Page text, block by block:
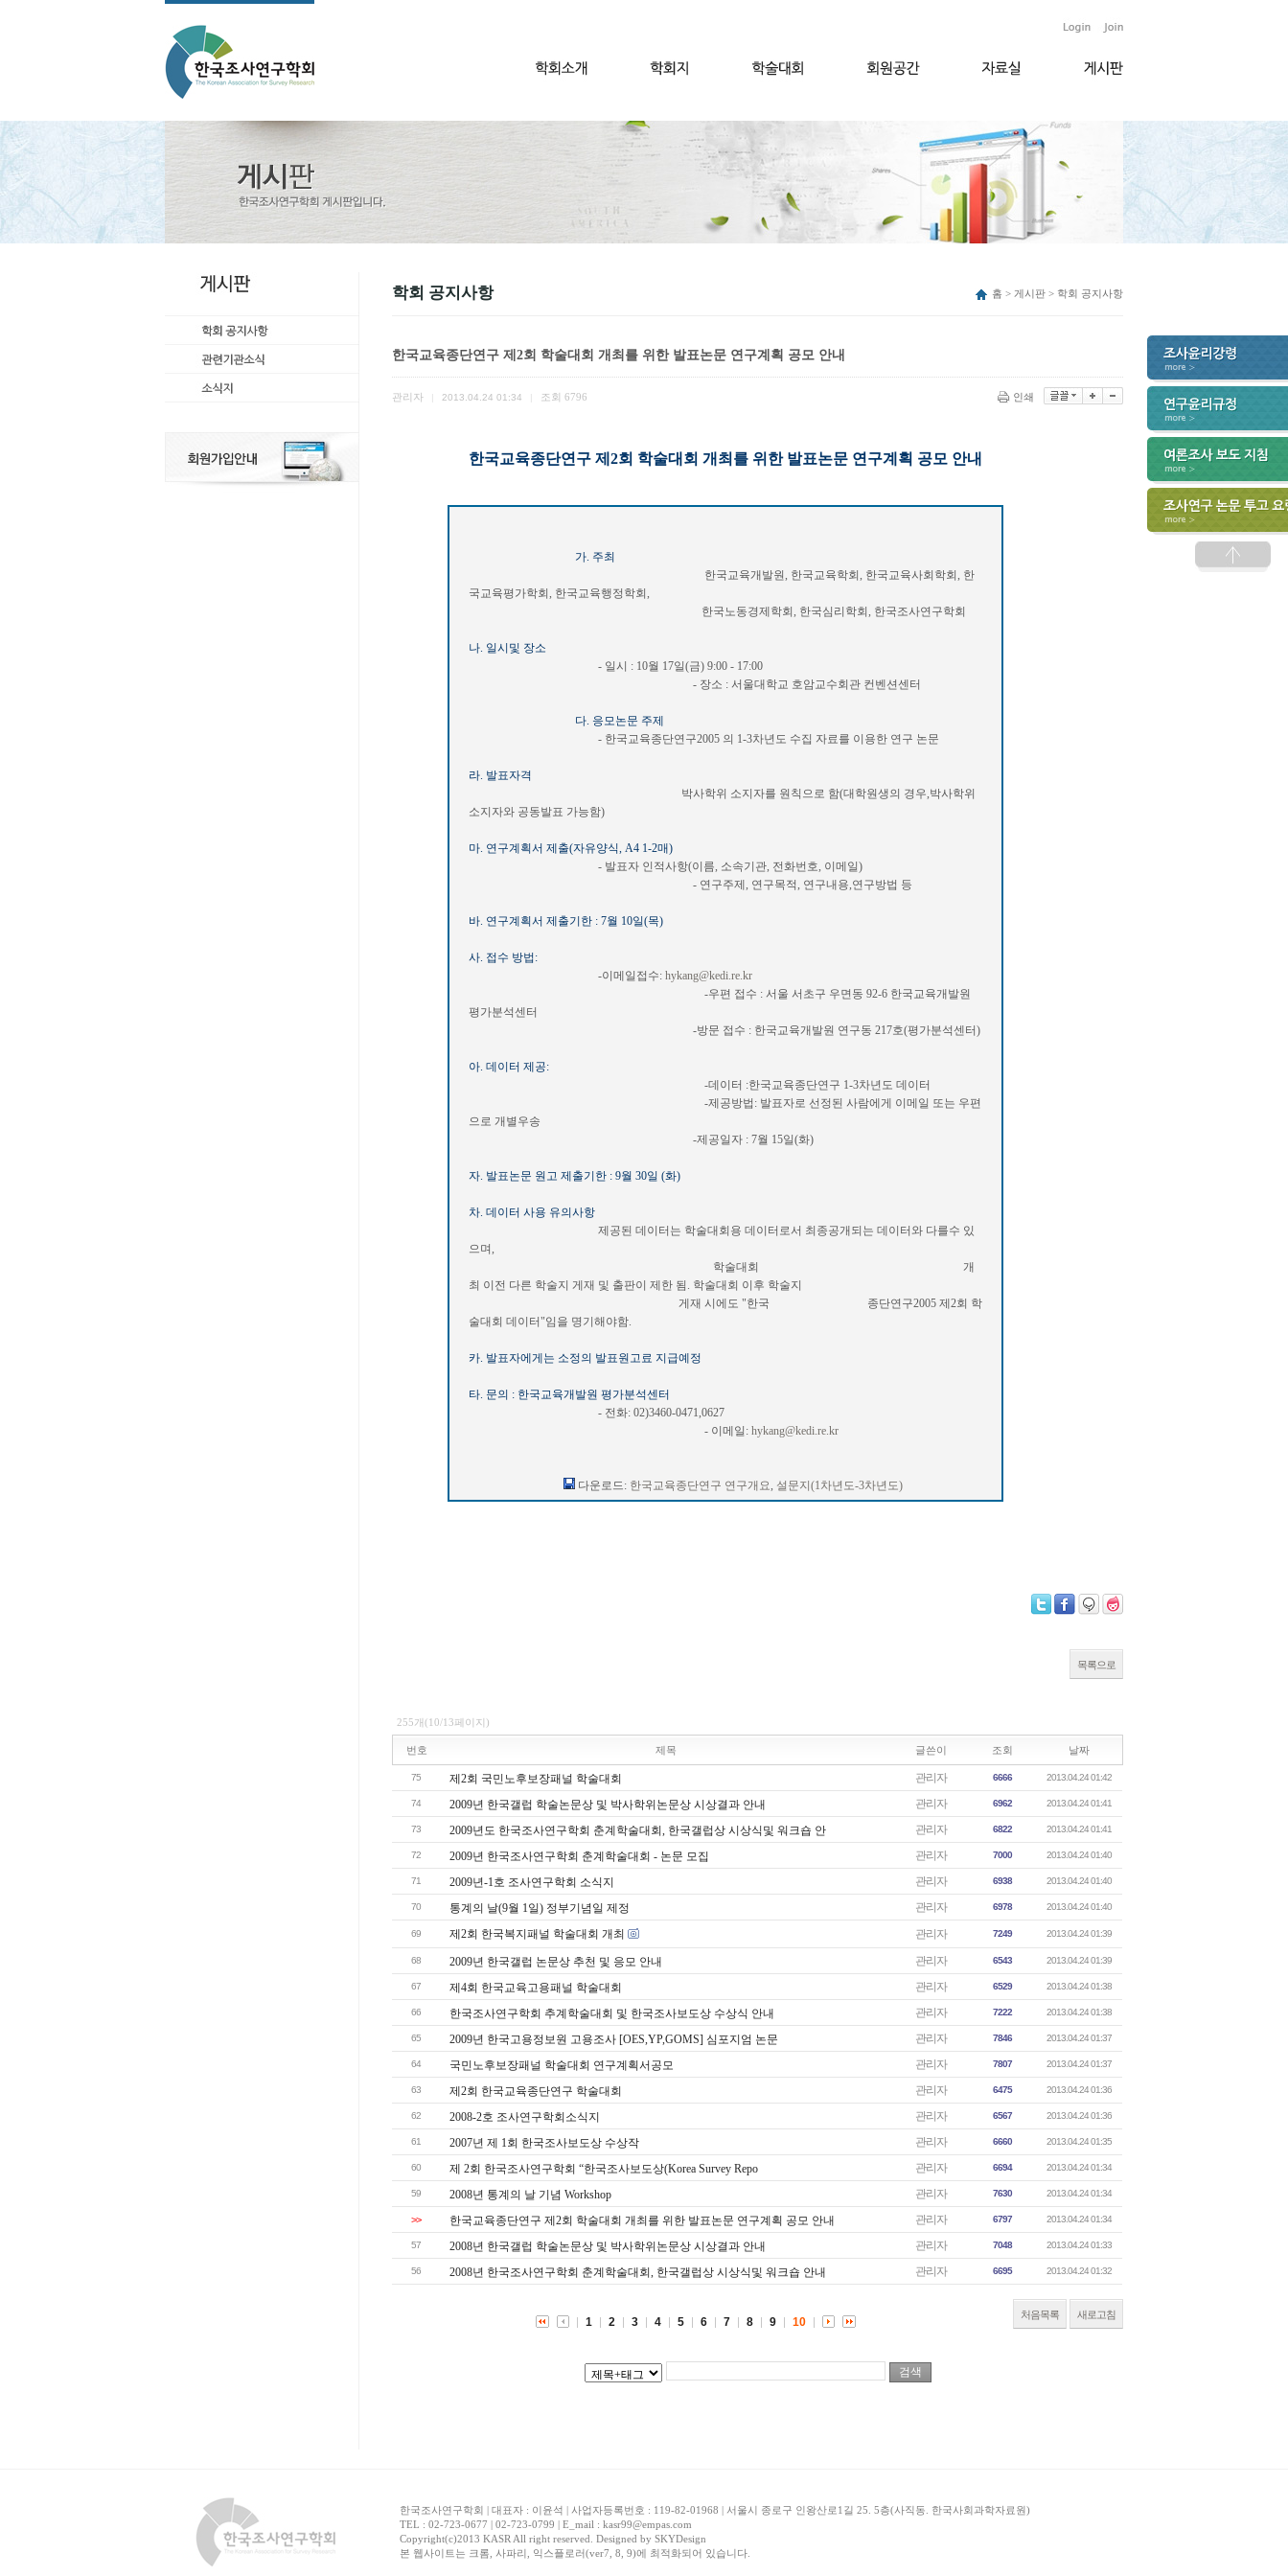
학회 공지사항 홈 > 게시판 > 학회 공지사항
한국교육종단연구 제2회 학술대회 개최를 위한 발표논문 연구계획 공모 안내
관리자 2013.04.24 01:34 조회 6796 인쇄
한국교육종단연구 제2회 학술대회 개최를 위한 발표논문 연구계획 공모 안내
가. 주최
한국교육개발원, 한국교육학회, 한국교육사회학회, 한
국교육평가학회, 한국교육행정학회,
한국노동경제학회, 한국심리학회, 한국조사연구학회
나. 일시및 장소
- 일시 : 10월 17일(금) 9:00 - 17:00
- 장소 : 서울대학교 호암교수회관 컨벤션센터
다. 응모논문 주제
- 한국교육종단연구2005 의 1-3차년도 수집 자료를 이용한 연구 논문
라. 발표자격
박사학위 소지자를 원칙으로 함(대학원생의 경우,박사학위
소지자와 공동발표 가능함)
마. 연구계획서 제출(자유양식, A4 1-2매)
- 발표자 인적사항(이름, 소속기관, 전화번호, 이메일)
- 연구주제, 연구목적, 연구내용,연구방법 등
바. 연구계획서 제출기한 : 7월 10일(목)
사. 접수 방법:
-이메일접수: hykang@kedi.re.kr
-우편 접수 : 서울 서초구 우면동 92-6 한국교육개발원
평가분석센터
-방문 접수 : 한국교육개발원 연구동 217호(평가분석센터)
아. 데이터 제공:
-데이터 :한국교육종단연구 1-3차년도 데이터
-제공방법: 발표자로 선정된 사람에게 이메일 또는 우편
으로 개별우송
-제공일자 : 7월 15일(화)
자. 발표논문 원고 제출기한 : 9월 30일 (화)
차. 데이터 사용 유의사항
제공된 데이터는 학술대회용 데이터로서 최종공개되는 데이터와 다를수 있
으며,
학술대회 개
최 이전 다른 학술지 게재 및 출판이 제한 됨. 학술대회 이후 학술지
게재 시에도 "한국 종단연구2005 제2회 학
술대회 데이터"임을 명기해야함.
카. 발표자에게는 소정의 발표원고료 지급예정
타. 문의 : 한국교육개발원 평가분석센터
- 전화: 02)3460-0471,0627
- 이메일: hykang@kedi.re.kr
다운로드: 한국교육종단연구 연구개요, 설문지(1차년도-3차년도)
목록으로
255개(10/13페이지)
번호 제목 글쓴이 조회 날짜
75 제2회 국민노후보장패널 학술대회 관리자 6666 2013.04.24 01:42
74 2009년 한국갤럽 학술논문상 및 박사학위논문상 시상결과 안내 관리자 6962 2013.04.24 01:41
73 2009년도 한국조사연구학회 춘계학술대회, 한국갤럽상 시상식및 워크숍 안 관리자 6822 2013.04.24 01:41
72 2009년 한국조사연구학회 춘계학술대회 - 논문 모집 관리자 7000 2013.04.24 01:40
71 2009년-1호 조사연구학회 소식지 관리자 6938 2013.04.24 01:40
70 통계의 날(9월 1일) 정부기념일 제정 관리자 6978 2013.04.24 01:40
69 제2회 한국복지패널 학술대회 개최 관리자 7249 2013.04.24 01:39
68 2009년 한국갤럽 논문상 추천 및 응모 안내 관리자 6543 2013.04.24 01:39
67 제4회 한국교육고용패널 학술대회 관리자 6529 2013.04.24 01:38
66 한국조사연구학회 추계학술대회 및 한국조사보도상 수상식 안내 관리자 7222 2013.04.24 01:38
65 2009년 한국고용정보원 고용조사 [OES,YP,GOMS] 심포지엄 논문 관리자 7846 2013.04.24 01:37
64 국민노후보장패널 학술대회 연구계획서공모 관리자 7807 2013.04.24 01:37
63 제2회 한국교육종단연구 학술대회 관리자 6475 2013.04.24 01:36
62 2008-2호 조사연구학회소식지 관리자 6567 2013.04.24 01:36
61 2007년 제 1회 한국조사보도상 수상작 관리자 6660 2013.04.24 01:35
60 제 2회 한국조사연구학회 “한국조사보도상(Korea Survey Repo 관리자 6694 2013.04.24 01:34
59 2008년 통계의 날 기념 Workshop 관리자 7630 2013.04.24 01:34
>> 한국교육종단연구 제2회 학술대회 개최를 위한 발표논문 연구계획 공모 안내 관리자 6797 2013.04.24 01:34
57 2008년 한국갤럽 학술논문상 및 박사학위논문상 시상결과 안내 관리자 7048 2013.04.24 01:33
56 2008년 한국조사연구학회 춘계학술대회, 한국갤럽상 시상식및 워크숍 안내 관리자 6695 2013.04.24 01:32
처음목록 새로고침
1 2 3 4 5 6 7 8 9 10
한국조사연구학회 | 대표자 : 이윤석 | 사업자등록번호 : 119-82-01968 | 서울시 종로구 인왕산로1길 25. 5층(사직동. 한국사회과학자료원)
TEL : 02-723-0677 | 02-723-0799 | E_mail : kasr99@empas.com
Copyright(c)2013 KASR All right reserved. Designed by SKYDesign
본 웹사이트는 크롬, 사파리, 익스플로러(ver7, 8, 9)에 최적화되어 있습니다.